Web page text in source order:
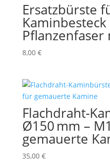
Ersatzbürste
Kaminbesteck
8,00 €
Flachdraht-
Ø150 mm –
gemauerte
35,00 €